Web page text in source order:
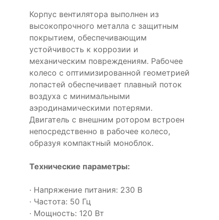
Корпус вентилятора выполнен из
высокопрочного металла с защитным
покрытием, обеспечивающим
устойчивость к коррозии и
механическим повреждениям. Рабочее
колесо с оптимизированной геометрией
лопастей обеспечивает плавный поток
воздуха с минимальными
аэродинамическими потерями.
Двигатель с внешним ротором встроен
непосредственно в рабочее колесо,
образуя компактный моноблок.
Технические параметры:
· Напряжение питания: 230 В
· Частота: 50 Гц
· Мощность: 120 Вт